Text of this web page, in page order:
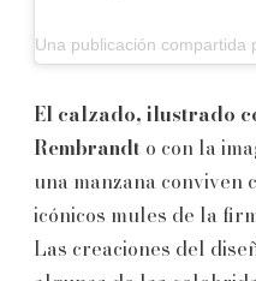
El calzado, ilustrado
Rembrandt o con la
una manzana conviven
icónicos mules de la
Las creaciones del